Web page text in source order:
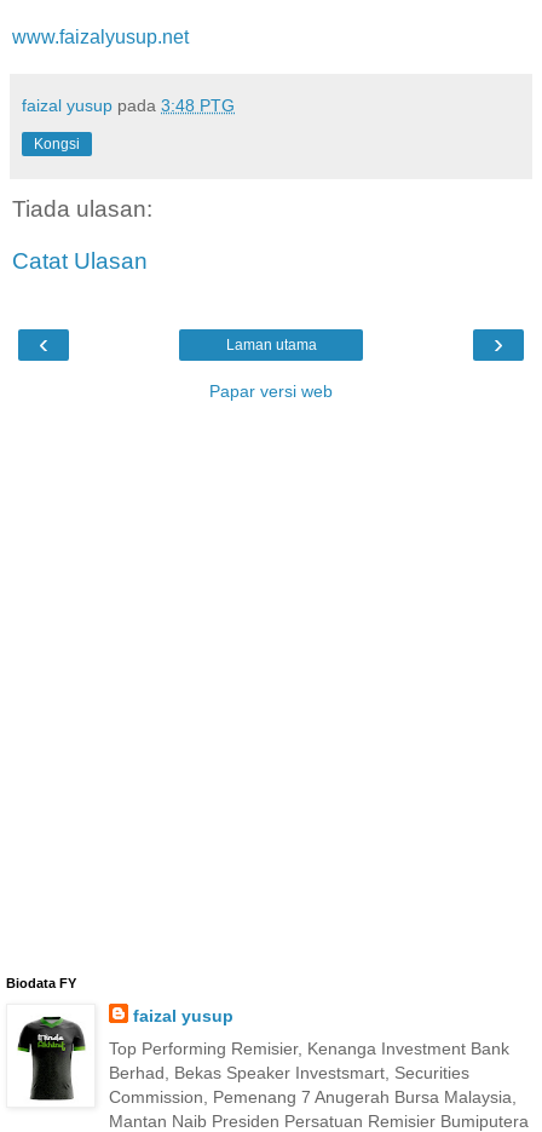
www.faizalyusup.net
faizal yusup pada 3:48 PTG
Kongsi
Tiada ulasan:
Catat Ulasan
‹ ›
Laman utama
Papar versi web
Biodata FY
faizal yusup
Top Performing Remisier, Kenanga Investment Bank
Berhad, Bekas Speaker Investsmart, Securities
Commission, Pemenang 7 Anugerah Bursa Malaysia,
Mantan Naib Presiden Persatuan Remisier Bumiputera